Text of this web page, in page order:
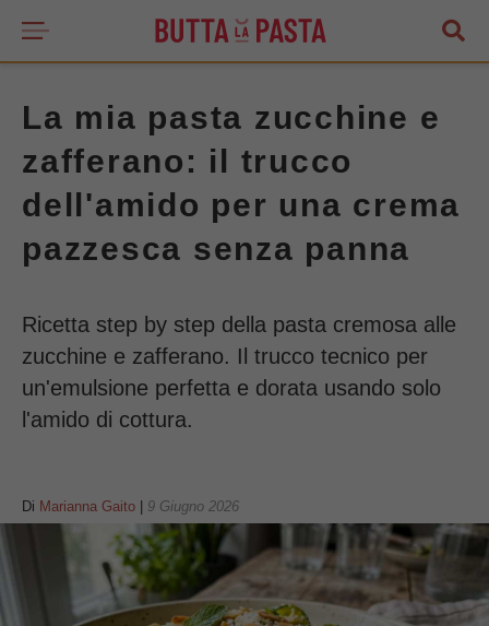
La mia pasta zucchine e
zafferano: il trucco
dell'amido per una crema
pazzesca senza panna
Ricetta step by step della pasta cremosa alle
zucchine e zafferano. Il trucco tecnico per
un'emulsione perfetta e dorata usando solo
l'amido di cottura.
Di Marianna Gaito 9 Giugno 2026